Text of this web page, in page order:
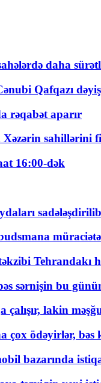
daha
Qafqazı
rəqabət aparır
Xəzərin
16:00-dək
sadələşdirilib
Tehrandakı
sərnişin bu
lakin
çox ödəyirlər,
bazarında